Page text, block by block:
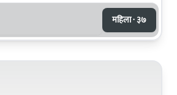
महिला · ३७